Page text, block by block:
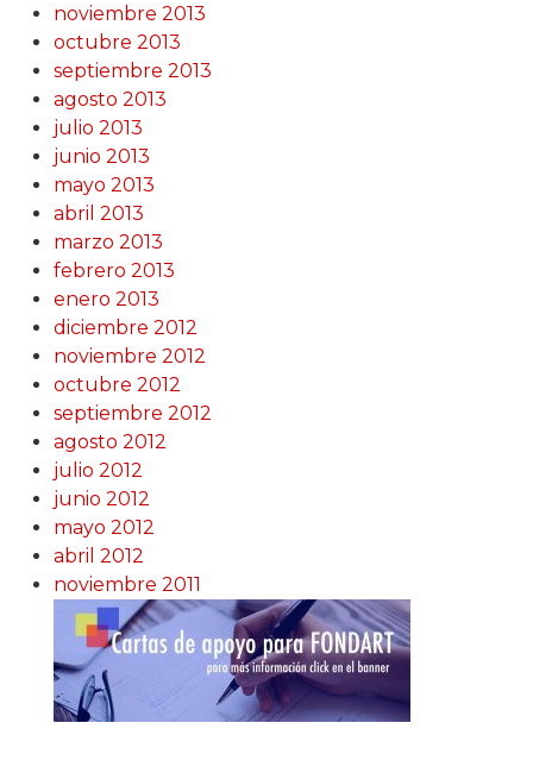
noviembre 2013
octubre 2013
septiembre 2013
agosto 2013
julio 2013
junio 2013
mayo 2013
abril 2013
marzo 2013
febrero 2013
enero 2013
diciembre 2012
noviembre 2012
octubre 2012
septiembre 2012
agosto 2012
julio 2012
junio 2012
mayo 2012
abril 2012
noviembre 2011